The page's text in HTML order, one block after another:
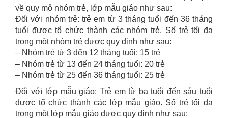
về quy mô nhóm trẻ, lớp mẫu giáo như sau:
Đối với nhóm trẻ: trẻ em từ 3 tháng tuổi đến 36 tháng
tuổi được tổ chức thành các nhóm trẻ. Số trẻ tối đa
trong một nhóm trẻ được quy định như sau:
– Nhóm trẻ từ 3 đến 12 tháng tuổi: 15 trẻ
– Nhóm trẻ từ 13 đến 24 tháng tuổi: 20 trẻ
– Nhóm trẻ từ 25 đến 36 tháng tuổi: 25 trẻ
Đối với lớp mẫu giáo: Trẻ em từ ba tuổi đến sáu tuổi
được tổ chức thành các lớp mẫu giáo. Số trẻ tối đa
trong một lớp mẫu giáo được quy định như sau: